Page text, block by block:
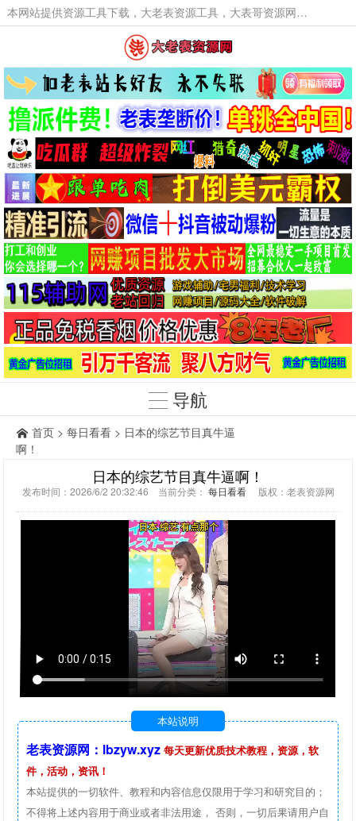
本网站提供资源工具下载，大老表资源工具，大表哥资源网软件工具，大老表资源下载，活动线报福利资源分享,活动线报，大型网游经典游戏，网络热门技术游戏辅助交流与分享。
导航
首页 > 每日看看 > 日本的综艺节目真牛逼
啊！
日本的综艺节目真牛逼啊！
发布时间：2026/6/2 20:32:46 当前分类： 每日看看版权：老表资源网
本站说明
老表资源网：lbzyw.xyz 每天更新优质技术教程，资源，软
件，活动，资讯！
本站提供的一切软件、教程和内容信息仅限用于学习和研究目的；
不得将上述内容用于商业或者非法用途， 否则，一切后果请用户自